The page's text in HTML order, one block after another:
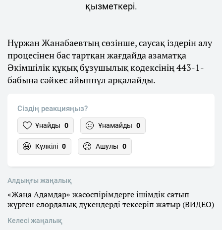
қызметкері.
Нұржан Жанабаевтың сөзінше, саусақ іздерін алу
процесінен бас тартқан жағдайда азаматқа
Әкімшілік құқық бұзушылық кодексінің 443-1-
бабына сәйкес айыппұл арқалайды.
Сіздің реакцияңыз?
Ұнайды 0 Ұнамайды 0
Күлкілі 0 Ашулы 0
Алдыңғы жаңалық
«Жаңа Адамдар» жасөспірімдерге ішімдік сатып
жүрген елордалық дүкендерді тексеріп жатыр (ВИДЕО)
Келесі жаңалық